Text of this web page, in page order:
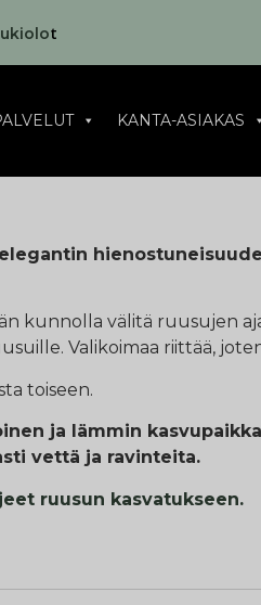
t
KANTA-ASIAKAS
kunnolla välitä ruusujen
Valikoimaa riittää,
toiseen.
ja lämmin
vettä ja ravinteita.
ruusun kasvatukseen.